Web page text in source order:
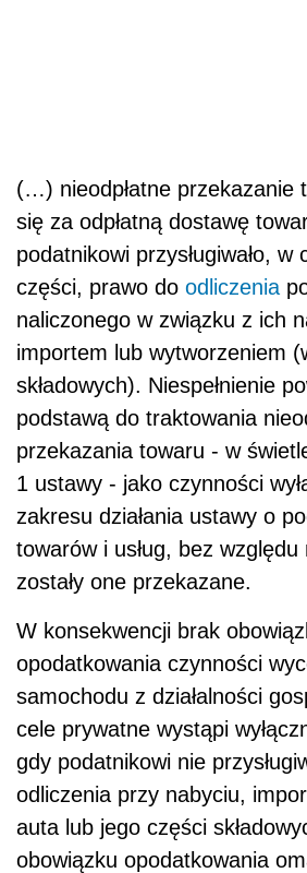
(…) nieodpłatne przekazanie
się za odpłatną dostawę
podatnikowi przysługiwało, w
części, prawo do odliczenia
naliczonego w związku z ich
importem lub wytworzeniem
składowych). Niespełnienie
podstawą do traktowania
przekazania towaru - w
1 ustawy - jako czynności
zakresu działania ustawy o
towarów i usług, bez
zostały one przekazane.
W konsekwencji brak
opodatkowania czynności
samochodu z działalności
cele prywatne wystąpi
gdy podatnikowi nie
odliczenia przy nabyciu,
auta lub jego części
obowiązku opodatkowania